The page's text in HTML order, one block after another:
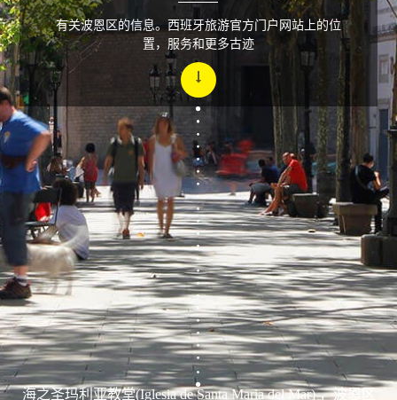
海之圣玛利亚教堂(Iglesia de Santa Maria del Mar) ，波恩区
有关波恩区的信息。西班牙旅游官方门户网站上的位
置，服务和更多古迹